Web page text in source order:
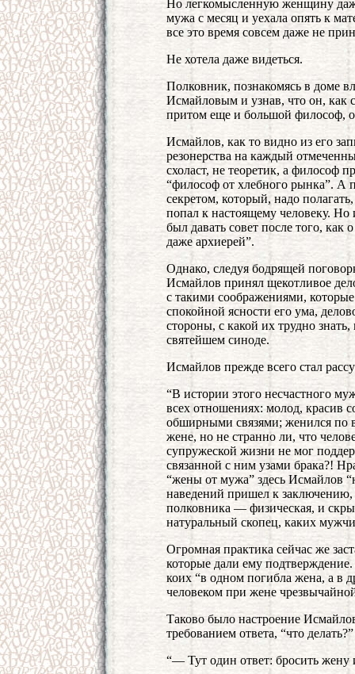
Но легкомысленную женщину
мужа с месяц и уехала опять к
все это время совсем даже не
Не хотела даже видеться.
Полковник, познакомясь в доме
Исмайловым и узнав, что он, как
притом еще и большой философ,
Исмайлов, как то видно из его
резонерства на каждый
схоласт, не теоретик, а философ
“философ от хлебного рынка”. А
секретом, который, надо
попал к настоящему человеку.
был давать совет после того, как
даже архиерей”.
Однако, следуя бодрящей
Исмайлов принял щекотливое
с такими соображениями,
спокойной ясности его ума,
стороны, с какой их трудно
святейшем синоде.
Исмайлов прежде всего стал
“В истории этого несчастного
всех отношениях: молод, красив
обширными связями; женился по
жене, но не странно ли, что
супружеской жизни не мог
связанной с ним узами брака?!
“жены от мужа” здесь Исмайлов
наведений пришел к
полковника — физическая, и
натуральный скопец, каких
Огромная практика сейчас же
которые дали ему
коих “в одном погибла жена, а в
человеком при жене
Таково было настроение
требованием ответа, “что
“— Тут один ответ: бросить жену